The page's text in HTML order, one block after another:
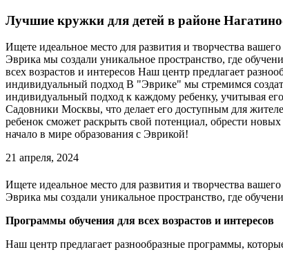
Лучшие кружки для детей в районе
Ищете идеальное место для развития и творчества
Эврика мы создали уникальное пространство, где
всех возрастов и интересов Наш центр предлагает
индивидуальный подход В "Эврике" мы стремимся
индивидуальный подход к каждому ребенку, учитывая
Садовники Москвы, что делает его доступным для
ребенок сможет раскрыть свой потенциал, обрести
начало в мире образования с Эврикой!
21 апреля, 2024
Ищете идеальное место для развития и творчества
Эврика мы создали уникальное пространство, где
Программы обучения для всех возрастов и интересов
Наш центр предлагает разнообразные программы,